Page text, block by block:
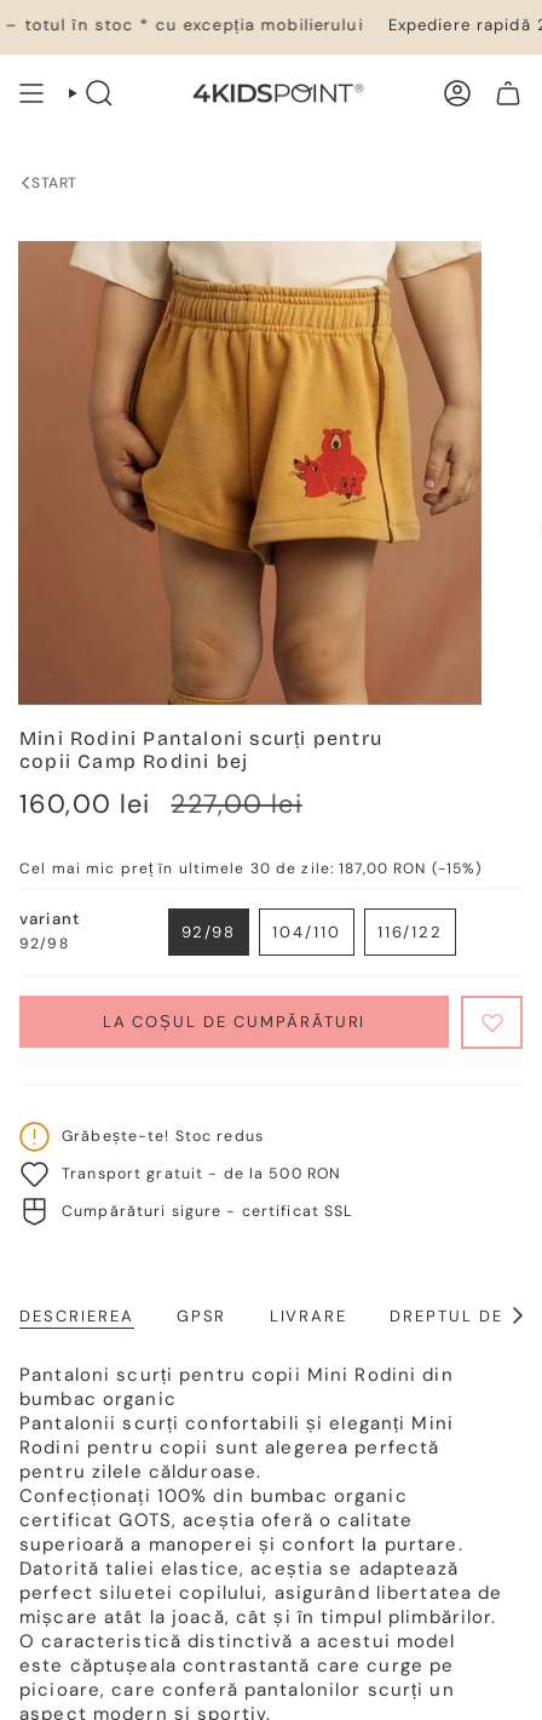
conținut
totul în stoc * cu excepția mobilierului Expediere rapidă
CĂUTARE CONT
START
Mini Rodini Pantaloni scurți pentru
copii Camp Rodini bej
Verkaufspreis
160,00 lei
Regulärer
227,00 lei
Cel mai mic preț în ultimele 30 de zile:187,00 RON (-15%)
variant
92/98
92/98
VARIANTE
ODER
NICHT
VERFÜGBAR
104/110
VARIANTE
ODER
NICHT
VERFÜGBAR
116/122
VARIANTE
ODER
VERFÜGBAR
LA COȘUL DE CUMPĂRĂTURI
Grăbește-te! Stoc redus
Transport gratuit - de la 500 RON
Cumpărături sigure - certificat SSL
DESCRIEREA GPSR LIVRARE DREPTUL DE
Pantaloni scurți pentru copii Mini Rodini din
bumbac organic
Pantalonii scurți confortabili și eleganți Mini
Rodini pentru copii sunt alegerea perfectă
pentru zilele călduroase.
Confecționați 100% din bumbac organic
certificat GOTS, aceștia oferă o calitate
superioară a manoperei și confort la purtare.
Datorită taliei elastice, aceștia se adaptează
perfect siluetei copilului, asigurând libertatea de
mișcare atât la joacă, cât și în timpul plimbărilor.
O caracteristică distinctivă a acestui model
este căptușeala contrastantă care curge pe
picioare, care conferă pantalonilor scurți un
aspect modern și sportiv.